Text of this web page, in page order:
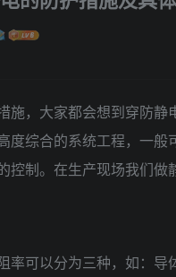
施，大家都会想到穿防
度综合的系统工程，一般
控制。在生产现场我们做
率可以分为三种，如：